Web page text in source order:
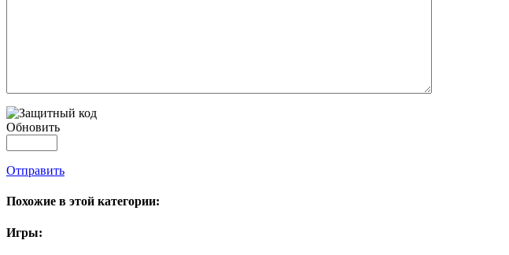
Обновить
Отправить
Похожие в этой категории:
Игры: